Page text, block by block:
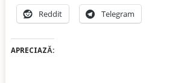
Reddit Telegram
APRECIAZĂ: